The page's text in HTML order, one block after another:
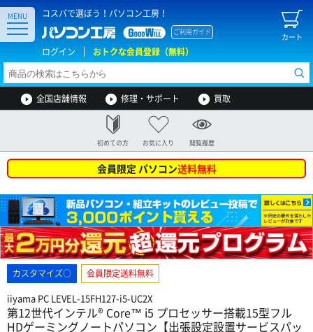
コスパで選ぼう！パソコン工房！
カート
ご利用ガイド
ログイン おトクな会員登録（無料）
MENU
全国店舗情報 修理・サポート 買取
初めての方 お気に入り 閲覧履歴
会員限定 パソコン送料無料
カスタマイズ○ 会員限定送料無料
iiyama PC LEVEL-15FH127-i5-UC2X
第12世代インテル® Core™ i5 プロセッサー搭載15型フル
HDゲーミングノートパソコン【出張設定設置サービスパッ